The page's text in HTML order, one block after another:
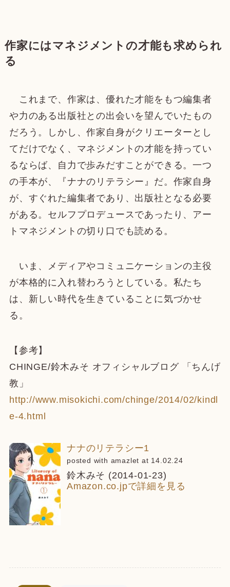
作家にはマネジメントの才能も求められ
る
これまで、作家は、優れた才能をもつ編集者
や力のある出版社との出会いを望んでいたもの
だろう。しかし、作家自身がクリエーターとし
てだけでなく、マネジメントの才能を持ってい
るならば、自力で歩みだすことができる。一つ
の手本が、『ナナのリテラシー』だ。作家自身
が、すぐれた編集者であり、出版社となる必要
がある。セルフプロデュースであったり、アー
トマネジメントの切り口でも読める。
いま、メディアやコミュニケーションの主役
が本格的に入れ替わろうとしている。私たち
は、新しい時代を生きていることに気づかせ
る。
【参考】
CHINGE/鈴木みそ オフィシャルブログ 「ちんげ
教」
http://www.misokichi.com/chinge/2014/02/kindl
e-4.html
ナナのリテラシー1
posted with amazlet at 14.02.24
鈴木みそ (2014-01-23)
Amazon.co.jpで詳細を見る